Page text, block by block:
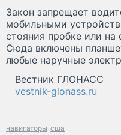
Закон запрещает
мобильными
стояния пробке или на
Сюда включены
любые наручные
Вестник ГЛОНАСС
vestnik-glonass.ru
навигаторы сша